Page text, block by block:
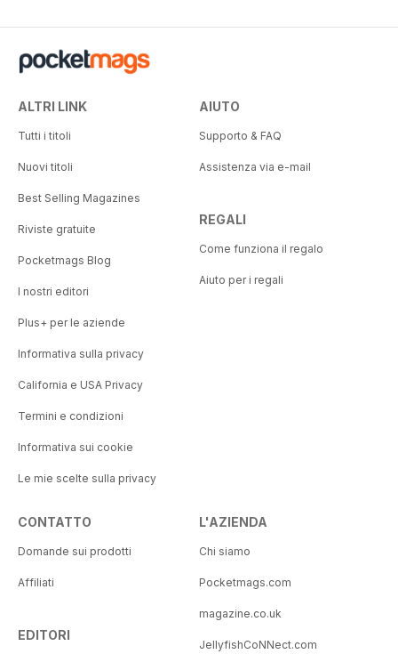
ALTRI LINK
Tutti i titoli
Nuovi titoli
Best Selling Magazines
Riviste gratuite
Pocketmags Blog
I nostri editori
Plus+ per le aziende
Informativa sulla privacy
California e USA Privacy
Termini e condizioni
Informativa sui cookie
Le mie scelte sulla privacy
AIUTO
Supporto & FAQ
Assistenza via e-mail
REGALI
Come funziona il regalo
Aiuto per i regali
CONTATTO
Domande sui prodotti
Affiliati
EDITORI
L'AZIENDA
Chi siamo
Pocketmags.com
magazine.co.uk
JellyfishCoNNect.com